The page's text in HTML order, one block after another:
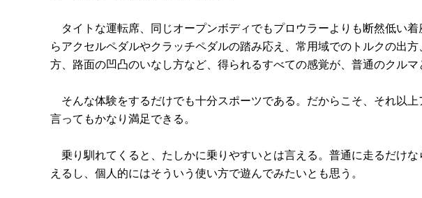
タイトな運転席、同じオープンボディでもプロウラーよりも断然低い
らアクセルペダルやクラッチペダルの踏み応え、常用域でのトルクの出
方、路面の凹凸のいなし方など、得られるすべての感覚が、普通のクルマ
そんな体験をするだけでも十分スポーツである。だからこそ、それ以
言ってもかなり満足できる。
乗り馴れてくると、たしかに乗りやすいとは言える。普通に走るだけ
えるし、個人的にはそういう使い方で遊んでみたいとも思う。